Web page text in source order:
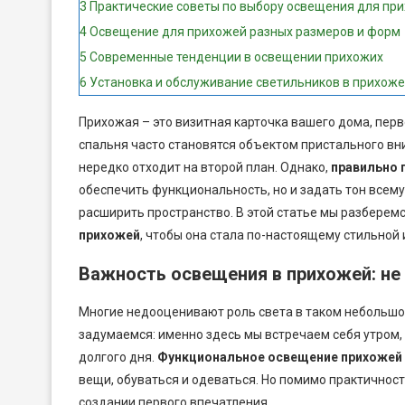
3 Практические советы по выбору освещения для
4Освещение для прихожей разных размеров и форм
5 Современные тенденции в освещении прихожих
6 Установка и обслуживание светильников в
Прихожая – это визитная карточка вашего дома,
спальня часто становятся объектом пристального
нередко отходит на второй план. Однако, правильно
обеспечить функциональность, но и задать тон
расширить пространство. В этой статье мы
прихожей, чтобы она стала по-настоящему стильной
Важность освещения в прихожей: не
Многие недооценивают роль света в таком
задумаемся: именно здесь мы встречаем себя
долгого дня. Функциональное освещение прихожей
вещи, обуваться и одеваться. Но помимо